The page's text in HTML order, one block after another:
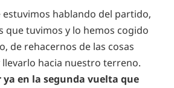
estuvimos hablando del partido,
que tuvimos y lo hemos cogido
de rehacernos de las cosas
hacia nuestro terreno.
ya en la segunda vuelta que